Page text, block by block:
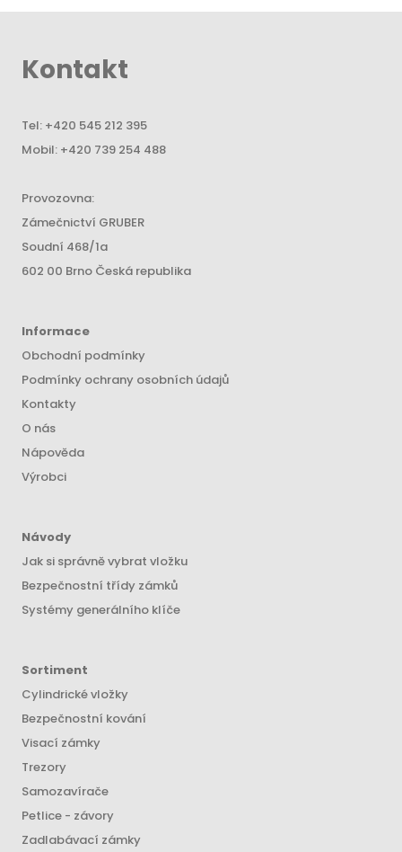
Kontakt
Tel: +420 545 212 395
Mobil: +420 739 254 488
Provozovna:
Zámečnictví GRUBER
Soudní 468/1a
602 00 Brno Česká republika
Informace
Obchodní podmínky
Podmínky ochrany osobních údajů
Kontakty
O nás
Nápověda
Výrobci
Návody
Jak si správně vybrat vložku
Bezpečnostní třídy zámků
Systémy generálního klíče
Sortiment
Cylindrické vložky
Bezpečnostní kování
Visací zámky
Trezory
Samozavírače
Petlice - závory
Zadlabávací zámky